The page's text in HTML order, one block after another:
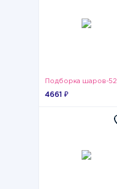
Подборка шаров-52
4661 ₽